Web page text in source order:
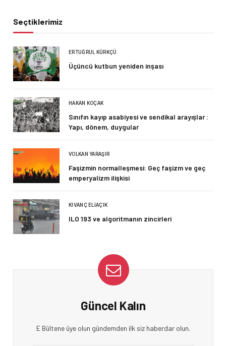
Seçtiklerimiz
ERTUĞRUL KÜRKÇÜ
Üçüncü kutbun yeniden inşası
HAKAN KOÇAK
Sınıfın kayıp asabiyesi ve sendikal arayışlar :
Yapı, dönem, duygular
VOLKAN YARAŞIR
Faşizmin normalleşmesi: Geç faşizm ve geç
emperyalizm ilişkisi
KIVANÇ ELIAÇIK
ILO 193 ve algoritmanın zincirleri
Güncel Kalın
E Bültene üye olun gündemden ilk siz haberdar olun.